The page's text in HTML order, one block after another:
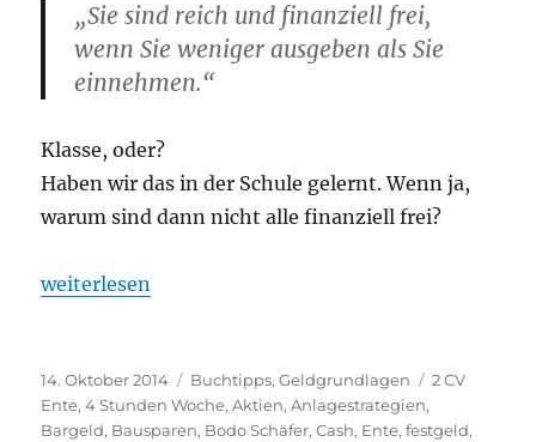
„Sie sind reich und finanziell frei,
wenn Sie weniger ausgeben als Sie
einnehmen.“
Klasse, oder?
Haben wir das in der Schule gelernt. Wenn ja,
warum sind dann nicht alle finanziell frei?
„Wann sind Sie reich und finanziell unabhängig?
weiterlesen
Veröffentlicht
am
14. Oktober 2014 Kategorien
Buchtipps,Geldgrundlagen Schlagwörter
2 CV
Ente,4 Stunden Woche,Aktien,Anlagestrategien,
Bargeld, Bausparen, Bodo Schäfer,Cash, Ente,festgeld,